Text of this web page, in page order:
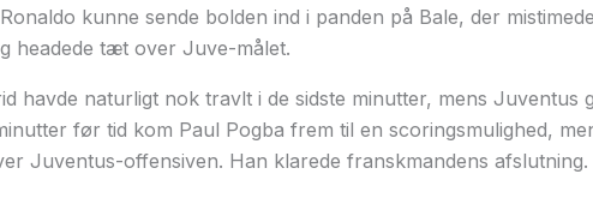
kunne sende bolden ind i panden på Bale, der
headede tæt over Juve-målet.
havde naturligt nok travlt i de sidste minutter, mens
før tid kom Paul Pogba frem til en scoringsmulighed,
Juventus-offensiven. Han klarede franskmandens afslutning.